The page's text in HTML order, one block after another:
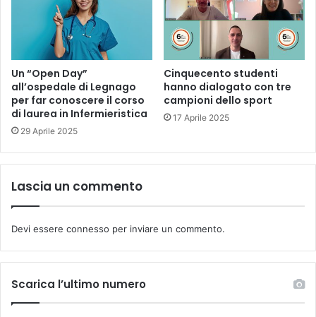
Un “Open Day”
all’ospedale di Legnago
per far conoscere il corso
di laurea in Infermieristica
29 Aprile 2025
Cinquecento studenti
hanno dialogato con tre
campioni dello sport
17 Aprile 2025
Lascia un commento
Devi essere connesso per inviare un commento.
Scarica l’ultimo numero